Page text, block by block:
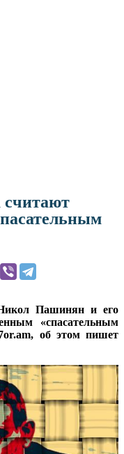
Пашинян и его
«спасательным
об этом пишет